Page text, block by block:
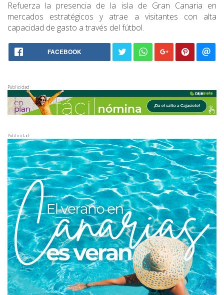
Refuerza la presencia de la isla de Gran Canaria en
mercados estratégicos y atrae a visitantes con alta
capacidad de gasto a través del fútbol.
FACEBOOK
Publicidad
Publicidad